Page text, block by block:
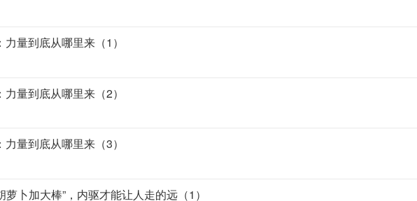
量到底从哪里来（1）
量到底从哪里来（2）
量到底从哪里来（3）
卜加大棒”，内驱才能让人走的远（1）